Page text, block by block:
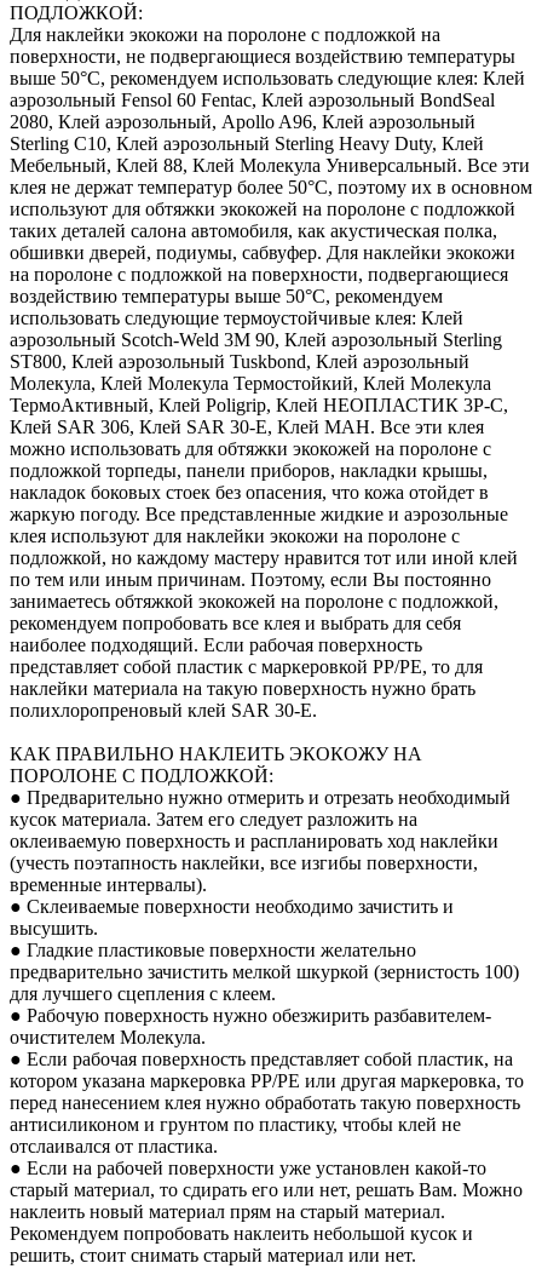
ПОДЛОЖКОЙ:
Для наклейки экокожи на поролоне с подложкой на
поверхности, не подвергающиеся воздействию температуры
выше 50°С, рекомендуем использовать следующие клея: Клей
аэрозольный Fensol 60 Fentac, Клей аэрозольный BondSeal
2080, Клей аэрозольный, Apollo A96, Клей аэрозольный
Sterling C10, Клей аэрозольный Sterling Heavy Duty, Клей
Мебельный, Клей 88, Клей Молекула Универсальный. Все эти
клея не держат температур более 50°С, поэтому их в основном
используют для обтяжки экокожей на поролоне с подложкой
таких деталей салона автомобиля, как акустическая полка,
обшивки дверей, подиумы, сабвуфер. Для наклейки экокожи
на поролоне с подложкой на поверхности, подвергающиеся
воздействию температуры выше 50°С, рекомендуем
использовать следующие термоустойчивые клея: Клей
аэрозольный Scotch-Weld 3M 90, Клей аэрозольный Sterling
ST800, Клей аэрозольный Tuskbond, Клей аэрозольный
Молекула, Клей Молекула Термостойкий, Клей Молекула
ТермоАктивный, Клей Poligrip, Клей НЕОПЛАСТИК 3P-C,
Клей SAR 306, Клей SAR 30-E, Клей MAH. Все эти клея
можно использовать для обтяжки экокожей на поролоне с
подложкой торпеды, панели приборов, накладки крышы,
накладок боковых стоек без опасения, что кожа отойдет в
жаркую погоду. Все представленные жидкие и аэрозольные
клея используют для наклейки экокожи на поролоне с
подложкой, но каждому мастеру нравится тот или иной клей
по тем или иным причинам. Поэтому, если Вы постоянно
занимаетесь обтяжкой экокожей на поролоне с подложкой,
рекомендуем попробовать все клея и выбрать для себя
наиболее подходящий. Если рабочая поверхность
представляет собой пластик с маркеровкой PP/PE, то для
наклейки материала на такую поверхность нужно брать
полихлоропреновый клей SAR 30-E.
КАК ПРАВИЛЬНО НАКЛЕИТЬ ЭКОКОЖУ НА
ПОРОЛОНЕ С ПОДЛОЖКОЙ:
● Предварительно нужно отмерить и отрезать необходимый
кусок материала. Затем его следует разложить на
оклеиваемую поверхность и распланировать ход наклейки
(учесть поэтапность наклейки, все изгибы поверхности,
временные интервалы).
● Склеиваемые поверхности необходимо зачистить и
высушить.
● Гладкие пластиковые поверхности желательно
предварительно зачистить мелкой шкуркой (зернистость 100)
для лучшего сцепления с клеем.
● Рабочую поверхность нужно обезжирить разбавителем-
очистителем Молекула.
● Если рабочая поверхность представляет собой пластик, на
котором указана маркеровка PP/PE или другая маркеровка, то
перед нанесением клея нужно обработать такую поверхность
антисиликоном и грунтом по пластику, чтобы клей не
отслаивался от пластика.
● Если на рабочей поверхности уже установлен какой-то
старый материал, то сдирать его или нет, решать Вам. Можно
наклеить новый материал прям на старый материал.
Рекомендуем попробовать наклеить небольшой кусок и
решить, стоит снимать старый материал или нет.